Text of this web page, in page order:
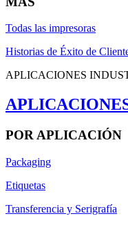
Todas las impresoras
Historias de Éxito de
APLICACIONES
POR APLICACIÓN
Packaging
Etiquetas
Transferencia y Serigrafía